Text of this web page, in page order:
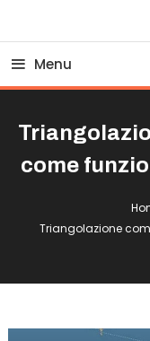
Menu
come
Triangolazione